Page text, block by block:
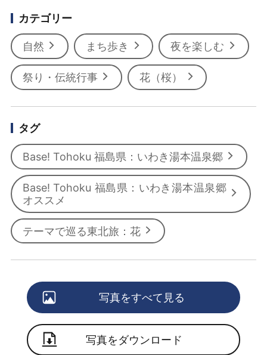
カテゴリー
自然 まち歩き 夜を楽しむ
祭り・伝統行事 花（桜）
タグ
Base! Tohoku 福島県：いわき湯本温泉郷
Base! Tohoku 福島県：いわき湯本温泉郷
オススメ
テーマで巡る東北旅：花
写真をすべて見る
写真をダウンロード